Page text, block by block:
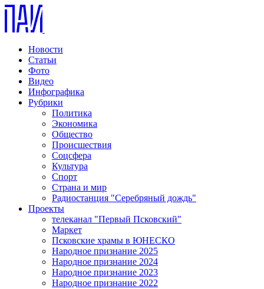
Новости
Статьи
Фото
Видео
Инфографика
Рубрики
Политика
Экономика
Общество
Происшествия
Соцсфера
Культура
Спорт
Страна и мир
Радиостанция "Серебряный дождь"
Проекты
телеканал "Первый Псковский"
Маркет
Псковские храмы в ЮНЕСКО
Народное признание 2025
Народное признание 2024
Народное признание 2023
Народное признание 2022